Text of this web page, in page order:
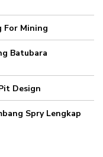
For Mining
Batubara
Design
Spry Lengkap